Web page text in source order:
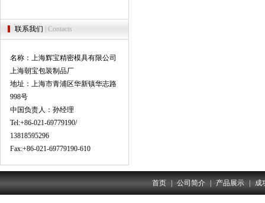
联系我们 | Contacts
名称：上海辉宝精密模具有限公司
上海朝宝包装制品厂
地址：上海市青浦区华新镇华志路
998号
中国负责人：孙经理
Tel:+86-021-69779190/
13818595296
Fax:+86-021-69779190-610
首页 公司简介 产品展示 成